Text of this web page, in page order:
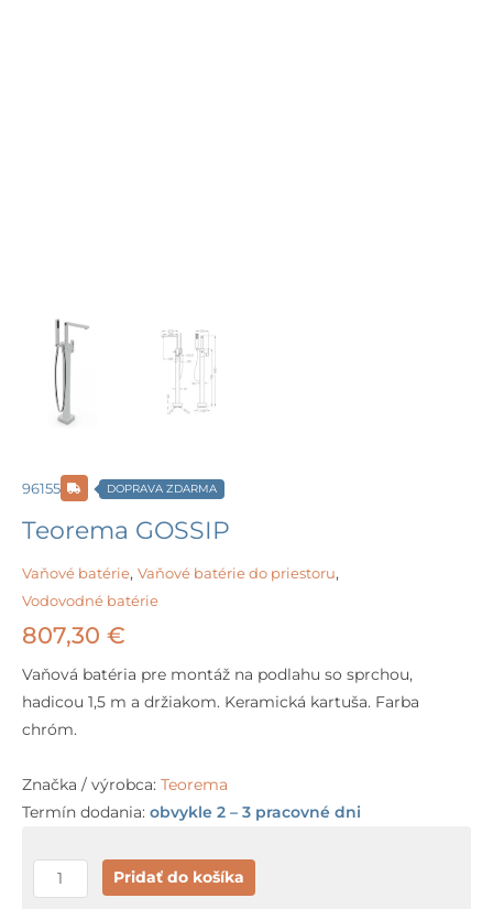
96155 DOPRAVA ZDARMA
Teorema GOSSIP
Vaňové batérie, Vaňové batérie do priestoru,
Vodovodné batérie
807,30 €
Vaňová batéria pre montáž na podlahu so sprchou,
hadicou 1,5 m a držiakom. Keramická kartuša. Farba
chróm.
Značka / výrobca: Teorema
Termín dodania: obvykle 2 – 3 pracovné dni
množstvo
Teorema
Pridať do košíka